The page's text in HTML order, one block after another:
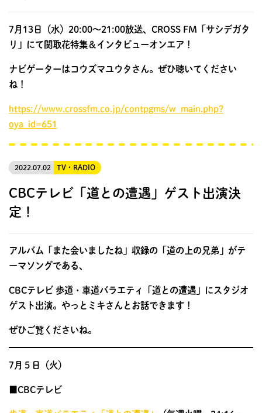
7月13日（水）20:00〜21:00放送、CROSS FM「サシデガタ
リ」にて関取花特集＆インタビューオンエア！
ナビゲーターはコウズマユウタさん。ぜひ聴いてください
ね！
https://www.crossfm.co.jp/contpgms/w_main.php?
oya_id=651
2022.07.02 TV・RADIO
CBCテレビ「道との遭遇」ゲスト出演決
定！
アルバム「また会いましたね」収録の「道の上の兄弟」がテ
ーマソングである、
CBCテレビ 歩道・車道バラエティ「道との遭遇」にスタジオ
ゲスト出演。やっとミキさんとお話できます！
ぜひご覧くださいね。
7月５日（火）
■CBCテレビ